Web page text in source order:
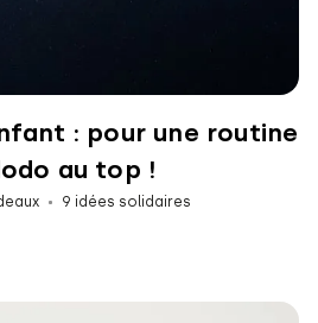
: pour une routine
au top !
9 idées solidaires